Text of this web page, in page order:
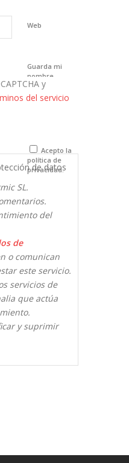
Web
Guarda mi
nombre,
correo
electrónico y
que comente.
y
del servicio
Acepto la
política de
privacidad.
de datos
SL.
del
de
o comunican
este servicio.
servicios de
que actúa
y suprimir